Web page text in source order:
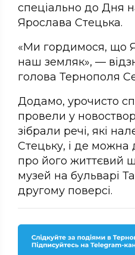
спеціально до Дня
Ярослава Стецька.
«Ми гордимося, що
наш земляк», —
голова Тернополя
Додамо, урочисто
провели у
зібрали речі, які
Стецьку, і де можна
про його життєвий
музей на бульварі
другому поверсі.